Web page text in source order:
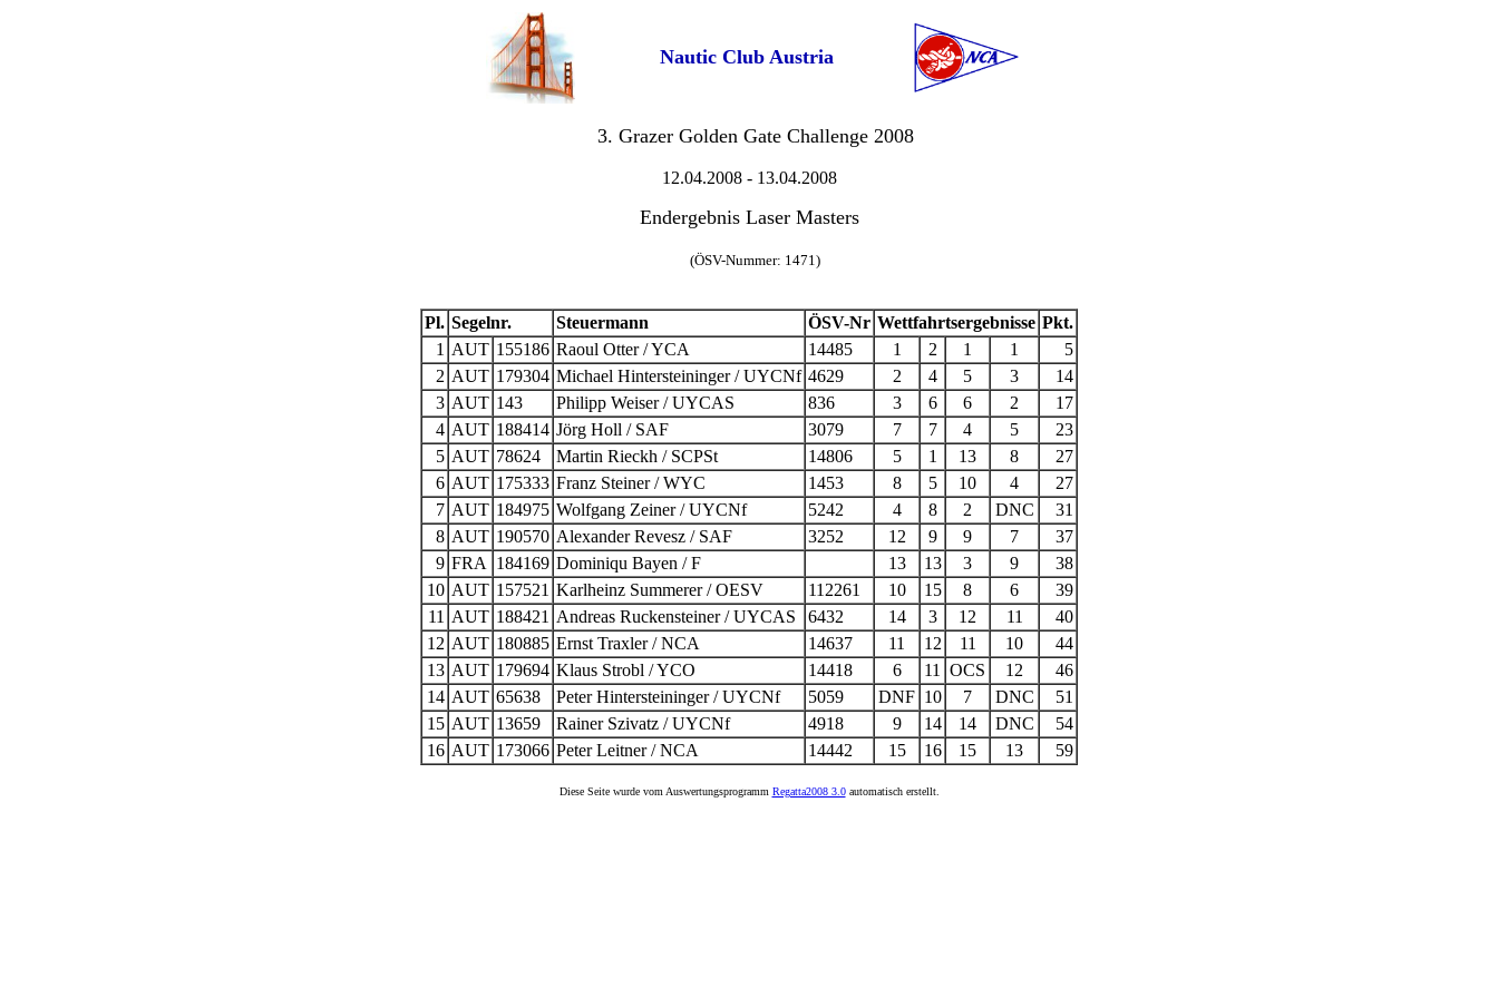
Nautic Club Austria
3. Grazer Golden Gate Challenge 2008
12.04.2008 - 13.04.2008
Endergebnis Laser Masters
(ÖSV-Nummer: 1471)
Pl. Segelnr. Steuermann ÖSV-Nr Wettfahrtsergebnisse Pkt.
1 AUT 155186 Raoul Otter / YCA 14485 1 2 1 1
5
2 AUT 179304 Michael Hintersteininger / UYCNf 4629 2 4 5 3
14
3 AUT 143 Philipp Weiser / UYCAS 836 3 6 6 2
17
4 AUT 188414 Jörg Holl / SAF 3079 7 7 4 5
23
5 AUT 78624 Martin Rieckh / SCPSt 14806 5 1 13 8
27
6 AUT 175333 Franz Steiner / WYC 1453 8 5 10 4
27
7 AUT 184975 Wolfgang Zeiner / UYCNf 5242 4 8 2 DNC
31
8 AUT 190570 Alexander Revesz / SAF 3252 12 9 9 7
37
9 FRA 184169 Dominiqu Bayen / F 13 13 3 9
38
10 AUT 157521 Karlheinz Summerer / OESV 112261 10 15 8 6
39
11 AUT 188421 Andreas Ruckensteiner / UYCAS 6432 14 3 12 11
40
12 AUT 180885 Ernst Traxler / NCA 14637 11 12 11 10
44
13 AUT 179694 Klaus Strobl / YCO 14418 6 11 OCS 12
46
14 AUT 65638 Peter Hintersteininger / UYCNf 5059 DNF 10 7 DNC
51
15 AUT 13659 Rainer Szivatz / UYCNf 4918 9 14 14 DNC
54
16 AUT 173066 Peter Leitner / NCA 14442 15 16 15 13 59
Diese Seite wurde vom Auswertungsprogramm Regatta2008 3.0automatisch erstellt.